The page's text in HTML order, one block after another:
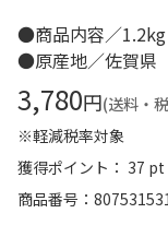
●商品内容／
●原産地／佐賀県
3,780円(送料・
※軽減税率対象
獲得ポイント： 37 pt
商品番号